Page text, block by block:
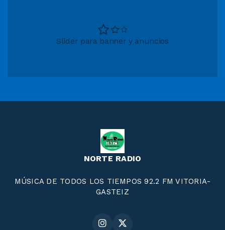
Slider para banner y anuncios
NORTE RADIO
MÚSICA DE TODOS LOS TIEMPOS 92.2 FM VITORIA-
GASTEIZ